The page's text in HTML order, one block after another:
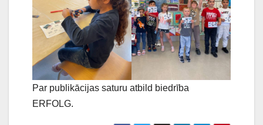
Par publikācijas saturu atbild biedrība
ERFOLG.